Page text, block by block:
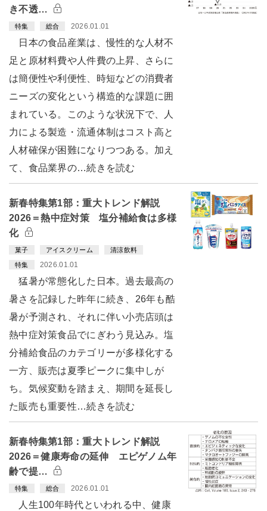
き不透…
特集 総合 2026.01.01
日本の食品産業は、慢性的な人材不
足と原材料費や人件費の上昇、さらに
は簡便性や利便性、時短などの消費者
ニーズの変化という構造的な課題に囲
まれている。このような状況下で、人
力による製造・流通体制はコスト高と
人材確保が困難になりつつある。加え
て、食品業界の…続きを読む
新春特集第1部：重大トレンド解説
2026＝熱中症対策 塩分補給食は多様
化
菓子 アイスクリーム 清涼飲料
特集 2026.01.01
猛暑が常態化した日本。過去最高の
暑さを記録した昨年に続き、26年も酷
暑が予測され、それに伴い小売店頭は
熱中症対策食品でにぎわう見込み。塩
分補給食品のカテゴリーが多様化する
一方、販売は夏季ピークに集中しが
ち。気候変動を踏まえ、期間を延長し
た販売も重要性…続きを読む
新春特集第1部：重大トレンド解説
2026＝健康寿命の延伸 エピゲノム年
齢で提…
特集 総合 2026.01.01
人生100年時代といわれる中、健康